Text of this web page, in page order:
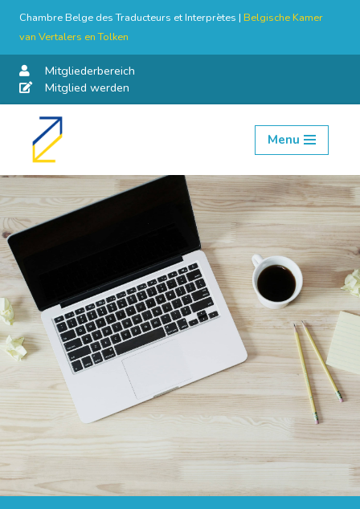
Chambre Belge des Traducteurs et Interprètes | Belgische Kamer
van Vertalers en Tolken
Mitgliederbereich
Mitglied werden
Skip
Menu